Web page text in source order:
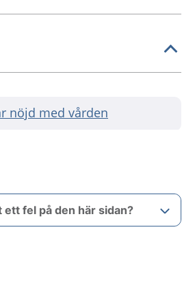
nöjd med vården
ett fel på den här sidan?